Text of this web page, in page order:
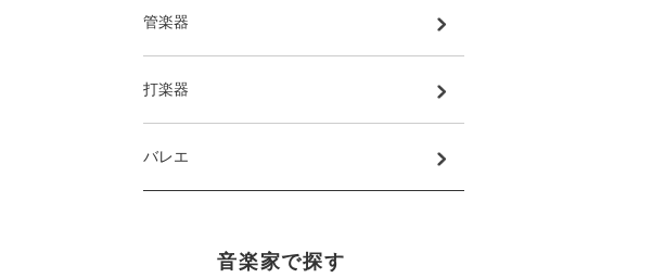
管楽器
打楽器
バレエ
音楽家で探す